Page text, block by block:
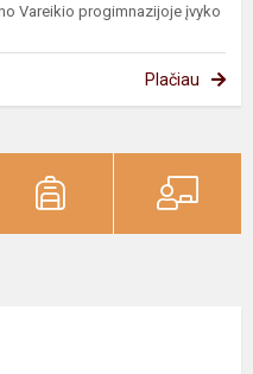
Vareikio progimnazijoje įvyko
Plačiau